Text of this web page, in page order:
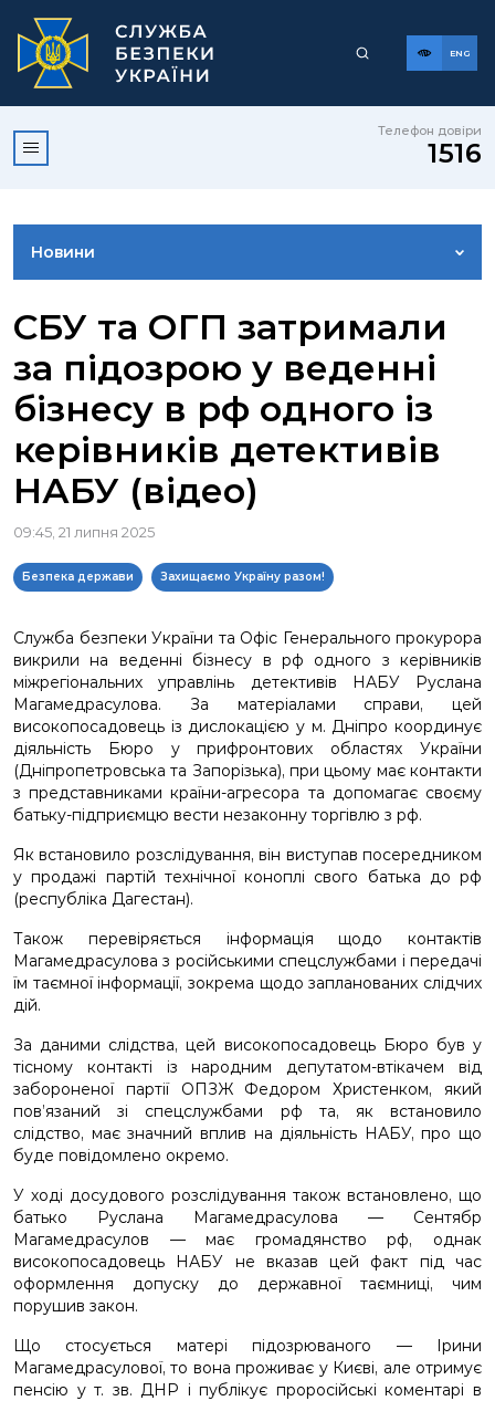
ENG
Телефон довіри
1516
Новини
ВІДЕОГАЛЕРЕЯ
КОНТАКТИ ПРЕСЦЕНТРУ
СБУ та ОГП затримали
за підозрою у веденні
бізнесу в рф одного із
керівників детективів
НАБУ (відео)
09:45, 21 липня 2025
Безпека держави Захищаємо Україну разом!
Служба безпеки України та Офіс Генерального прокурора
викрили на веденні бізнесу в рф одного з керівників
міжрегіональних управлінь детективів НАБУ Руслана
Магамедрасулова. За матеріалами справи, цей
високопосадовець із дислокацією у м. Дніпро координує
діяльність Бюро у прифронтових областях України
(Дніпропетровська та Запорізька), при цьому має контакти
з представниками країни-агресора та допомагає своєму
батьку-підприємцю вести незаконну торгівлю з рф.
Як встановило розслідування, він виступав посередником
у продажі партій технічної коноплі свого батька до рф
(республіка Дагестан).
Також перевіряється інформація щодо контактів
Магамедрасулова з російськими спецслужбами і передачі
їм таємної інформації, зокрема щодо запланованих слідчих
дій.
За даними слідства, цей високопосадовець Бюро був у
тісному контакті із народним депутатом-втікачем від
забороненої партії ОПЗЖ Федором Христенком, який
пов’язаний зі спецслужбами рф та, як встановило
слідство, має значний вплив на діяльність НАБУ, про що
буде повідомлено окремо.
У ході досудового розслідування також встановлено, що
батько Руслана Магамедрасулова — Сентябр
Магамедрасулов — має громадянство рф, однак
високопосадовець НАБУ не вказав цей факт під час
оформлення допуску до державної таємниці, чим
порушив закон.
Що стосується матері підозрюваного — Ірини
Магамедрасулової, то вона проживає у Києві, але отримує
пенсію у т. зв. ДНР і публікує проросійські коментарі в